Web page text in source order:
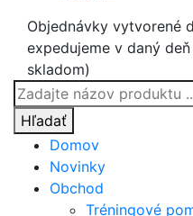
Objednávky vytvorené
expedujeme v daný
skladom)
Products
search
Hľadať
Domov
Novinky
Obchod
Tréningové